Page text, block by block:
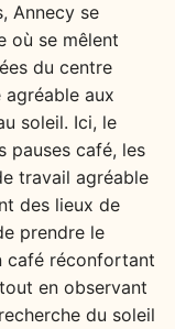
Annecy se
où se mêlent
du centre
aux
soleil. Ici, le
pauses café, les
travail agréable
des lieux de
prendre le
café réconfortant
en observant
du soleil